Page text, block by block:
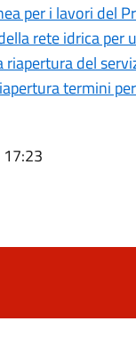
per i lavori del
rete idrica
del
termini